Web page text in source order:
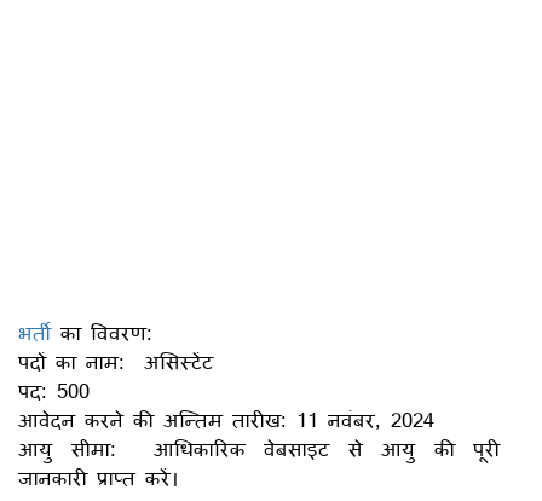
भर्ती का विवरण:
पदों का नाम: असिस्टेंट
पद: 500
आवेदन करने की अन्तिम तारीख: 11 नवंबर, 2024
आयु सीमा: आधिकारिक वेबसाइट से आयु की पूरी
जानकारी प्राप्त करें।